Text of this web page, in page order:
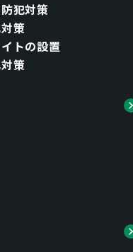
犯対策
策
トの設置
策